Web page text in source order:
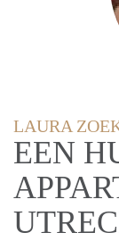
LAURA
EEN